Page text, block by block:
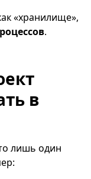
«хранилище»,
.
в
лишь один